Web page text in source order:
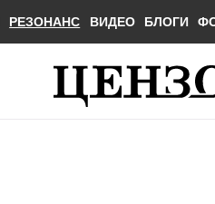
РЕЗОНАНС ВИДЕО БЛОГИ